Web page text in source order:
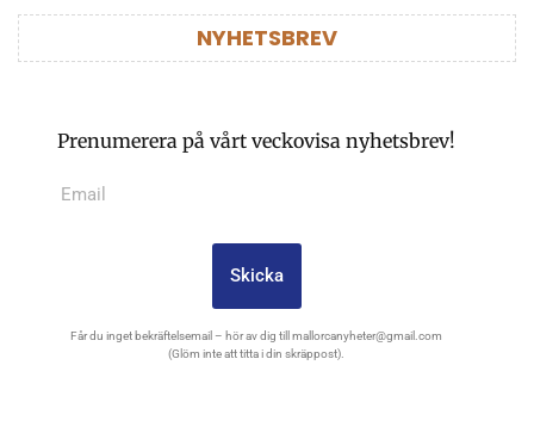
NYHETSBREV
Prenumerera på vårt veckovisa nyhetsbrev!
Skicka
Får du inget bekräftelsemail – hör av dig till mallorcanyheter@gmail.com
(Glöm inte att titta i din skräppost).